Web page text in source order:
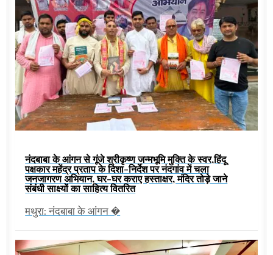
नंदबाबा के आंगन से गूंजे श्रीकृष्ण जन्मभूमि मुक्ति के स्वर,हिंदू
पक्षकार महेंद्र प्रताप के दिशा-निर्देश पर नंदगांव में चला
जनजागरण अभियान, घर-घर कराए हस्ताक्षर, मंदिर तोड़े जाने
संबंधी साक्ष्यों का साहित्य वितरित
मथुरा: नंदबाबा के आंगन �